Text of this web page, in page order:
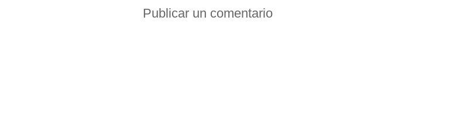
Publicar un comentario